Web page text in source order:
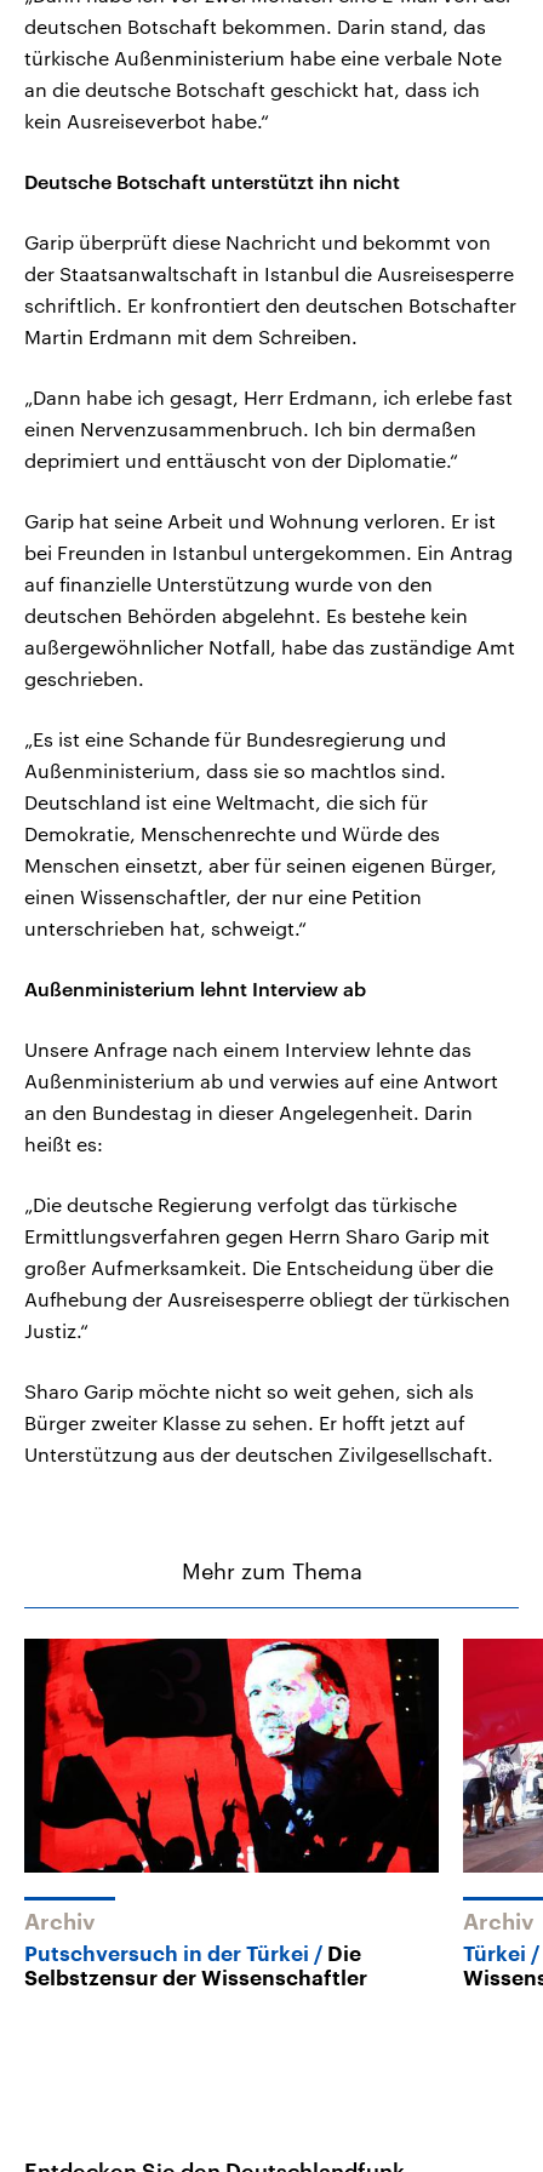
deutschen Botschaft bekommen. Darin stand, das
türkische Außenministerium habe eine verbale Note
an die deutsche Botschaft geschickt hat, dass ich
kein Ausreiseverbot habe.“
Deutsche Botschaft unterstützt ihn nicht
Garip überprüft diese Nachricht und bekommt von
der Staatsanwaltschaft in Istanbul die Ausreisesperre
schriftlich. Er konfrontiert den deutschen Botschafter
Martin Erdmann mit dem Schreiben.
„Dann habe ich gesagt, Herr Erdmann, ich erlebe fast
einen Nervenzusammenbruch. Ich bin dermaßen
deprimiert und enttäuscht von der Diplomatie.“
Garip hat seine Arbeit und Wohnung verloren. Er ist
bei Freunden in Istanbul untergekommen. Ein Antrag
auf finanzielle Unterstützung wurde von den
deutschen Behörden abgelehnt. Es bestehe kein
außergewöhnlicher Notfall, habe das zuständige Amt
geschrieben.
„Es ist eine Schande für Bundesregierung und
Außenministerium, dass sie so machtlos sind.
Deutschland ist eine Weltmacht, die sich für
Demokratie, Menschenrechte und Würde des
Menschen einsetzt, aber für seinen eigenen Bürger,
einen Wissenschaftler, der nur eine Petition
unterschrieben hat, schweigt.“
Außenministerium lehnt Interview ab
Unsere Anfrage nach einem Interview lehnte das
Außenministerium ab und verwies auf eine Antwort
an den Bundestag in dieser Angelegenheit. Darin
heißt es:
„Die deutsche Regierung verfolgt das türkische
Ermittlungsverfahren gegen Herrn Sharo Garip mit
großer Aufmerksamkeit. Die Entscheidung über die
Aufhebung der Ausreisesperre obliegt der türkischen
Justiz.“
Sharo Garip möchte nicht so weit gehen, sich als
Bürger zweiter Klasse zu sehen. Er hofft jetzt auf
Unterstützung aus der deutschen Zivilgesellschaft.
Mehr zum Thema
Archiv
Putschversuch in der Türkei
Die
Selbstzensur der Wissenschaftler
Archiv
Türkei